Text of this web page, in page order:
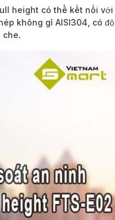
height có thể kết nối với
không gỉ AISI304, có độ
che.